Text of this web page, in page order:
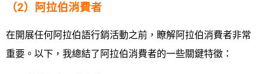
（2）阿拉伯消費者
在開展任何阿拉伯語行銷活動之前，瞭解阿拉伯消費者非常
重要。以下，我總結了阿拉伯消費者的一些關鍵特徵：